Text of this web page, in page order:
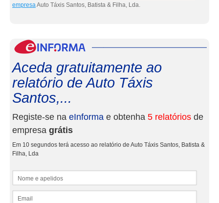
empresaAuto Táxis Santos, Batista & Filha, Lda.
Aceda gratuitamente ao
relatório de Auto Táxis
Santos,...
Registe-se na eInforma e obtenha 5 relatórios de
empresa grátis
Em 10 segundos terá acesso ao relatório de Auto Táxis Santos, Batista &
Filha, Lda